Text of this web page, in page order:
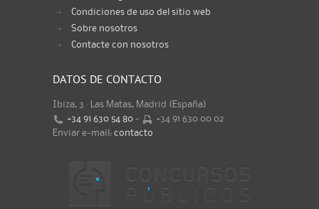
Condiciones de uso del sitio web
Sobre nosotros
Contacte con nosotros
DATOS DE CONTACTO
Ibiza, 3 · Las Matas, Madrid (España)
+34 91 630 54 80 -
+34 91 630 00 02
Enviar e-mail: contacto